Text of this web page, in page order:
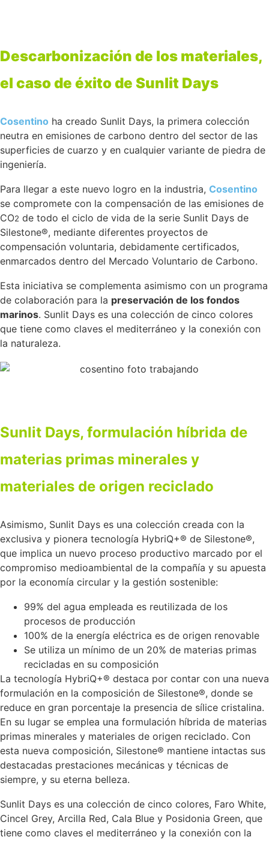
Descarbonización de los materiales,
el caso de éxito de Sunlit Days
Cosentino ha creado Sunlit Days, la primera colección
neutra en emisiones de carbono dentro del sector de las
superficies de cuarzo y en cualquier variante de piedra de
ingeniería.
Para llegar a este nuevo logro en la industria, Cosentino
se compromete con la compensación de las emisiones de
CO2 de todo el ciclo de vida de la serie Sunlit Days de
Silestone®, mediante diferentes proyectos de
compensación voluntaria, debidamente certificados,
enmarcados dentro del Mercado Voluntario de Carbono.
Esta iniciativa se complementa asimismo con un programa
de colaboración para la preservación de los fondos
marinos. Sunlit Days es una colección de cinco colores
que tiene como claves el mediterráneo y la conexión con
la naturaleza.
Sunlit Days, formulación híbrida de
materias primas minerales y
materiales de origen reciclado
Asimismo, Sunlit Days es una colección creada con la
exclusiva y pionera tecnología HybriQ+® de Silestone®,
que implica un nuevo proceso productivo marcado por el
compromiso medioambiental de la compañía y su apuesta
por la economía circular y la gestión sostenible:
99% del agua empleada es reutilizada de los
procesos de producción
100% de la energía eléctrica es de origen renovable
Se utiliza un mínimo de un 20% de materias primas
recicladas en su composición
La tecnología HybriQ+® destaca por contar con una nueva
formulación en la composición de Silestone®, donde se
reduce en gran porcentaje la presencia de sílice cristalina.
En su lugar se emplea una formulación híbrida de materias
primas minerales y materiales de origen reciclado. Con
esta nueva composición, Silestone® mantiene intactas sus
destacadas prestaciones mecánicas y técnicas de
siempre, y su eterna belleza.
Sunlit Days es una colección de cinco colores, Faro White,
Cincel Grey, Arcilla Red, Cala Blue y Posidonia Green, que
tiene como claves el mediterráneo y la conexión con la